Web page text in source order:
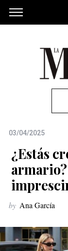
c
h
f
o
r
03/04/2025
¿Estás
armario?
by Ana García